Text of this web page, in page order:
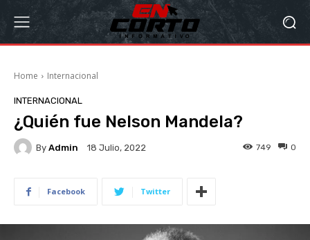
Home Internacional
INTERNACIONAL
¿Quién fue Nelson Mandela?
By Admin 18 Julio, 2022 0
749
Facebook Twitter